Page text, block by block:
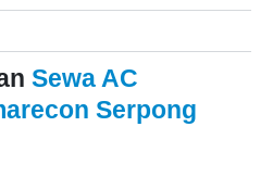
Sewa AC
Serpong